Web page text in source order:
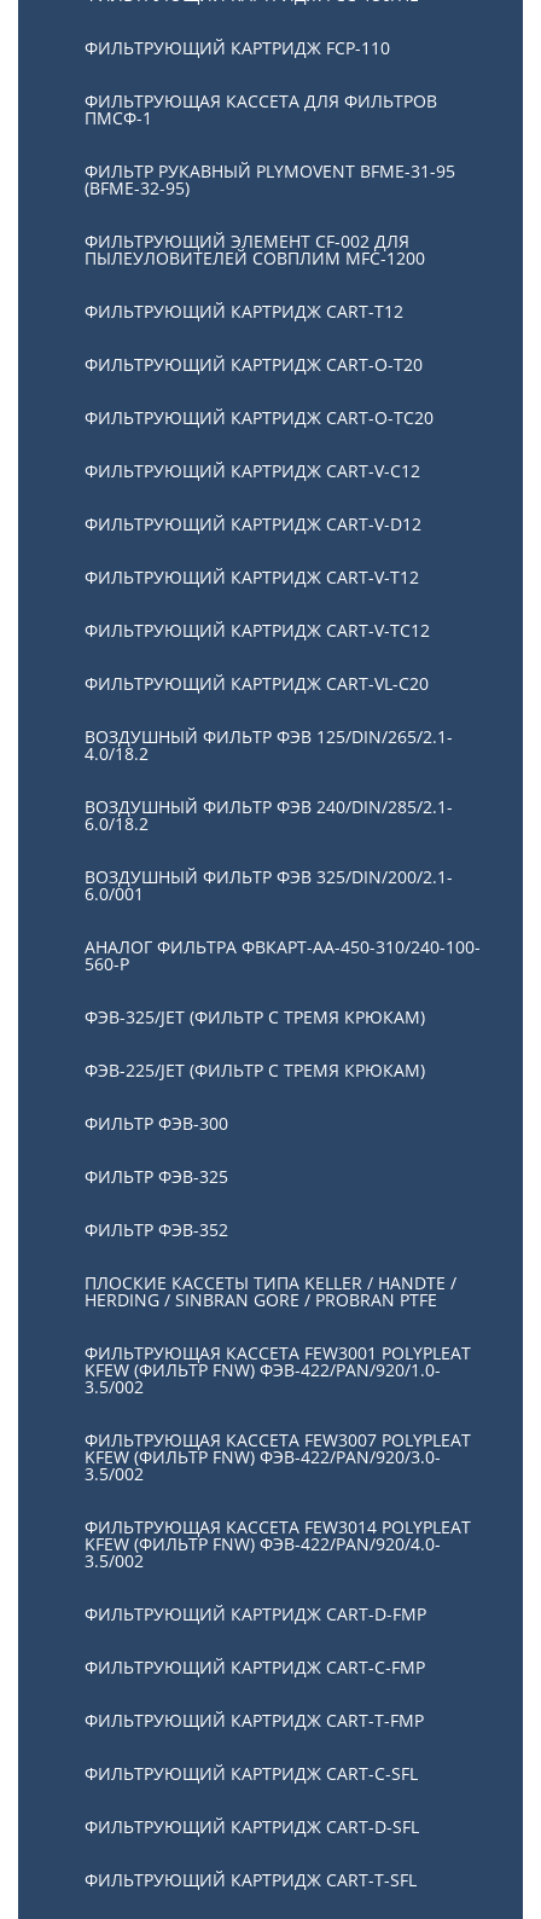
ФИЛЬТРУЮЩИЙ КАРТРИДЖ FCP-110
ФИЛЬТРУЮЩАЯ КАССЕТА ДЛЯ ФИЛЬТРОВ
ПМСФ-1
ФИЛЬТР РУКАВНЫЙ PLYMOVENT BFME-31-95
(BFME-32-95)
ФИЛЬТРУЮЩИЙ ЭЛЕМЕНТ CF-002 ДЛЯ
ПЫЛЕУЛОВИТЕЛЕЙ СОВПЛИМ MFC-1200
ФИЛЬТРУЮЩИЙ КАРТРИДЖ CART-T12
ФИЛЬТРУЮЩИЙ КАРТРИДЖ CART-O-T20
ФИЛЬТРУЮЩИЙ КАРТРИДЖ CART-O-TC20
ФИЛЬТРУЮЩИЙ КАРТРИДЖ CART-V-C12
ФИЛЬТРУЮЩИЙ КАРТРИДЖ CART-V-D12
ФИЛЬТРУЮЩИЙ КАРТРИДЖ CART-V-T12
ФИЛЬТРУЮЩИЙ КАРТРИДЖ CART-V-TC12
ФИЛЬТРУЮЩИЙ КАРТРИДЖ CART-VL-C20
ВОЗДУШНЫЙ ФИЛЬТР ФЭВ 125/DIN/265/2.1-
4.0/18.2
ВОЗДУШНЫЙ ФИЛЬТР ФЭВ 240/DIN/285/2.1-
6.0/18.2
ВОЗДУШНЫЙ ФИЛЬТР ФЭВ 325/DIN/200/2.1-
6.0/001
АНАЛОГ ФИЛЬТРА ФВКАРТ-АА-450-310/240-100-
560-P
ФЭВ-325/JET (ФИЛЬТР С ТРЕМЯ КРЮКАМ)
ФЭВ-225/JET (ФИЛЬТР С ТРЕМЯ КРЮКАМ)
ФИЛЬТР ФЭВ-300
ФИЛЬТР ФЭВ-325
ФИЛЬТР ФЭВ-352
ПЛОСКИЕ КАССЕТЫ ТИПА KELLER / HANDTE /
HERDING / SINBRAN GORE / PROBRAN PTFE
ФИЛЬТРУЮЩАЯ КАССЕТА FEW3001 POLYPLEAT
KFEW (ФИЛЬТР FNW) ФЭВ-422/PAN/920/1.0-
3.5/002
ФИЛЬТРУЮЩАЯ КАССЕТА FEW3007 POLYPLEAT
KFEW (ФИЛЬТР FNW) ФЭВ-422/PAN/920/3.0-
3.5/002
ФИЛЬТРУЮЩАЯ КАССЕТА FEW3014 POLYPLEAT
KFEW (ФИЛЬТР FNW) ФЭВ-422/PAN/920/4.0-
3.5/002
ФИЛЬТРУЮЩИЙ КАРТРИДЖ CART-D-FMP
ФИЛЬТРУЮЩИЙ КАРТРИДЖ CART-С-FMP
ФИЛЬТРУЮЩИЙ КАРТРИДЖ CART-Т-FMP
ФИЛЬТРУЮЩИЙ КАРТРИДЖ CART-C-SFL
ФИЛЬТРУЮЩИЙ КАРТРИДЖ CART-D-SFL
ФИЛЬТРУЮЩИЙ КАРТРИДЖ CART-T-SFL